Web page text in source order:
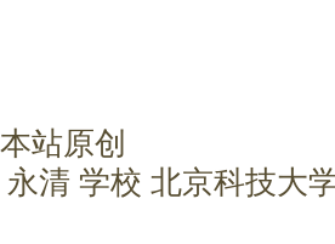
本站原创
永清 学校 北京科技大